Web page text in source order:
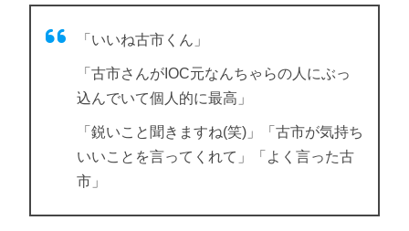
「いいね古市くん」
「古市さんがIOC元なんちゃらの人にぶっ
込んでいて個人的に最高」
「鋭いこと聞きますね(笑)」「古市が気持ち
いいことを言ってくれて」「よく言った古
市」